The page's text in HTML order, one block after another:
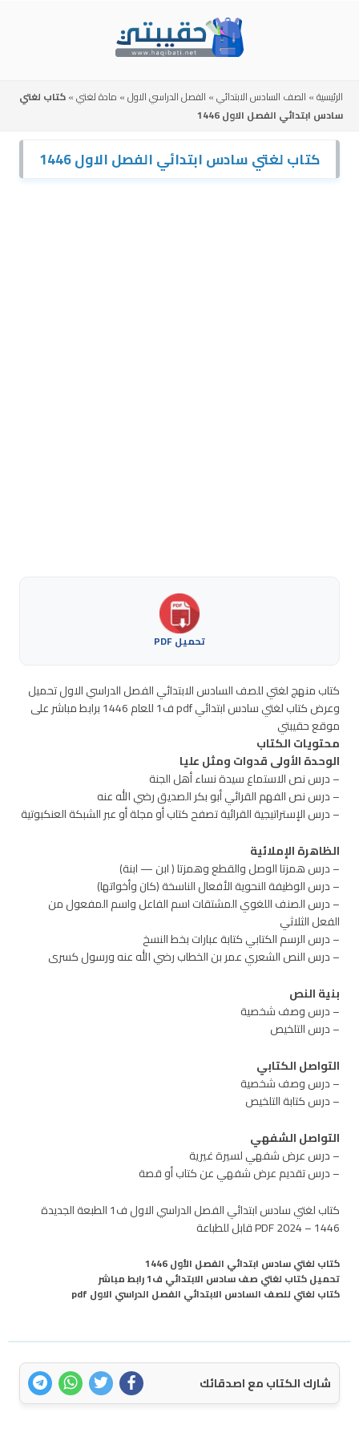
الرئيسية» الصف السادس الابتدائي» الفصل الدراسي الاول» مادة لغتي»كتاب لغتي
سادس ابتدائي الفصل الاول 1446
كتاب لغتي سادس ابتدائي الفصل الاول 1446
تحميل PDF
كتاب منهج لغتي للصف السادس الابتدائي الفصل الدراسي الاول تحميل
وعرض كتاب لغتي سادس ابتدائي pdf ف1 للعام 1446 برابط مباشر على
موقع حقيبتي
محتويات الكتاب
الوحدة الأولى قدوات ومثل عليا
– درس نص الاستماع سيدة نساء أهل الجنة
– درس نص الفهم القرائي أبو بكر الصديق رضي الله عنه
– درس الإستراتيجية القرائية تصفح كتاب أو مجلة أو عبر الشبكة العنكبوتية
الظاهرة الإملائية
– درس همزتا الوصل والقطع وهمزتا ( ابن — ابنة)
– درس الوظيفة النحوية الأفعال الناسخة (كان وأخواتها)
– درس الصنف اللغوي المشتقات اسم الفاعل واسم المفعول من
الفعل الثلاثي
– درس الرسم الكتابي كتابة عبارات بخط النسخ
– درس النص الشعري عمر بن الخطاب رضي الله عنه ورسول كسرى
بنية النص
– درس وصف شخصية
– درس التلخيص
التواصل الكتابي
– درس وصف شخصية
– درس كتابة التلخيص
التواصل الشفهي
– درس عرض شفهي لسيرة غيرية
– درس تقديم عرض شفهي عن كتاب أو قصة
كتاب لغتي سادس ابتدائي الفصل الدراسي الاول ف1 الطبعة الجديدة
1446 – 2024 PDF قابل للطباعة
كتاب لغتي سادس ابتدائي الفصل الأول 1446
تحميل كتاب لغتي صف سادس الابتدائي ف1 رابط مباشر
كتاب لغتي للصف السادس الابتدائي الفصل الدراسي الاول pdf
شارك الكتاب مع اصدقائك